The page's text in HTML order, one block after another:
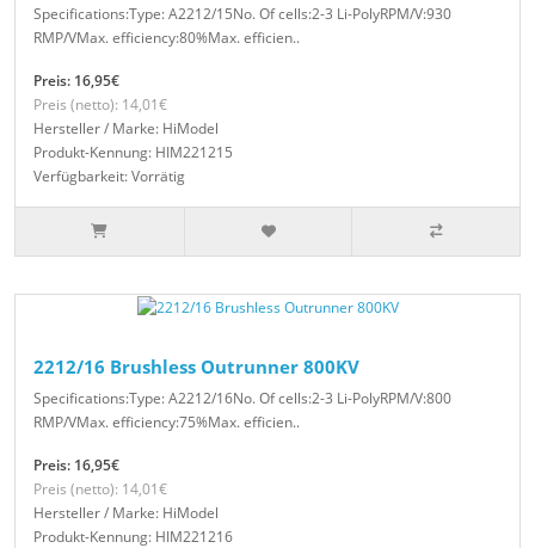
Specifications:Type: A2212/15No. Of cells:2-3 Li-PolyRPM/V:930
RMP/VMax. efficiency:80%Max. efficien..
Preis: 16,95€
Preis (netto): 14,01€
Hersteller / Marke: HiModel
Produkt-Kennung: HIM221215
Verfügbarkeit: Vorrätig
2212/16 Brushless Outrunner 800KV
Specifications:Type: A2212/16No. Of cells:2-3 Li-PolyRPM/V:800
RMP/VMax. efficiency:75%Max. efficien..
Preis: 16,95€
Preis (netto): 14,01€
Hersteller / Marke: HiModel
Produkt-Kennung: HIM221216